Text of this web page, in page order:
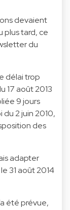
devaient
plus tard, ce
du
délai trop
17 août 2013
9 jours
du 2 juin 2010,
des
adapter
31 août 2014
été prévue,